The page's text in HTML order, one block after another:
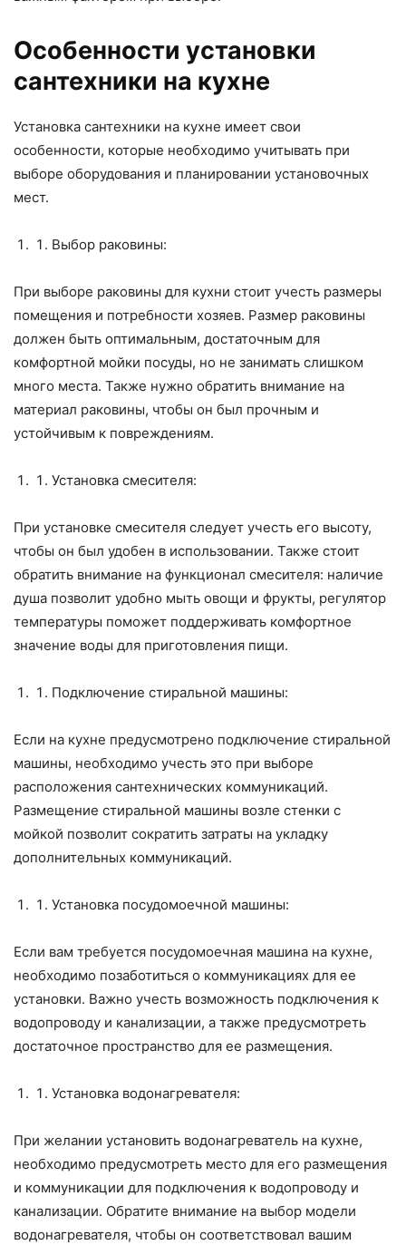
Особенности установки
сантехники на кухне
Установка сантехники на кухне имеет свои
особенности, которые необходимо учитывать при
выборе оборудования и планировании установочных
мест.
Выбор раковины:
При выборе раковины для кухни стоит учесть размеры
помещения и потребности хозяев. Размер раковины
должен быть оптимальным, достаточным для
комфортной мойки посуды, но не занимать слишком
много места. Также нужно обратить внимание на
материал раковины, чтобы он был прочным и
устойчивым к повреждениям.
Установка смесителя:
При установке смесителя следует учесть его высоту,
чтобы он был удобен в использовании. Также стоит
обратить внимание на функционал смесителя: наличие
душа позволит удобно мыть овощи и фрукты, регулятор
температуры поможет поддерживать комфортное
значение воды для приготовления пищи.
Подключение стиральной машины:
Если на кухне предусмотрено подключение стиральной
машины, необходимо учесть это при выборе
расположения сантехнических коммуникаций.
Размещение стиральной машины возле стенки с
мойкой позволит сократить затраты на укладку
дополнительных коммуникаций.
Установка посудомоечной машины:
Если вам требуется посудомоечная машина на кухне,
необходимо позаботиться о коммуникациях для ее
установки. Важно учесть возможность подключения к
водопроводу и канализации, а также предусмотреть
достаточное пространство для ее размещения.
Установка водонагревателя:
При желании установить водонагреватель на кухне,
необходимо предусмотреть место для его размещения
и коммуникации для подключения к водопроводу и
канализации. Обратите внимание на выбор модели
водонагревателя, чтобы он соответствовал вашим